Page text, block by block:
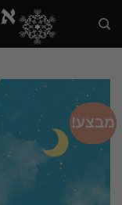
content
מבצע!